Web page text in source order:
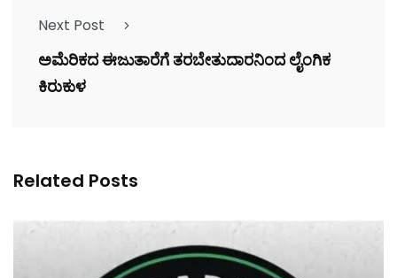
Next Post
ಅಮೆರಿಕದ ಈಜುತಾರೆಗೆ ತರಬೇತುದಾರನಿಂದ ಲೈಂಗಿಕ
ಕಿರುಕುಳ
Related Posts